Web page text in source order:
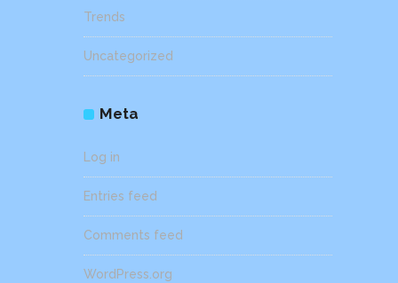
Trends
Uncategorized
Meta
Log in
Entries feed
Comments feed
WordPress.org